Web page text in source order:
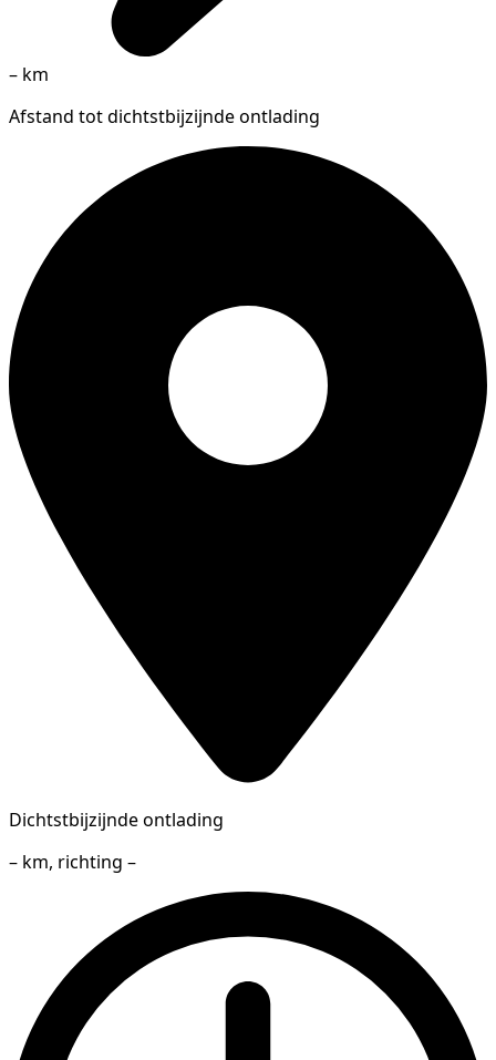
– km
Afstand tot dichtstbijzijnde ontlading
Dichtstbijzijnde ontlading
– km, richting –